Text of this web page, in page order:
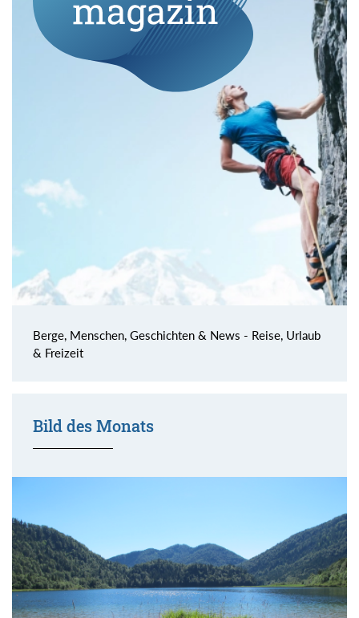
Berge, Menschen, Geschichten & News - Reise, Urlaub
& Freizeit
Bild des Monats